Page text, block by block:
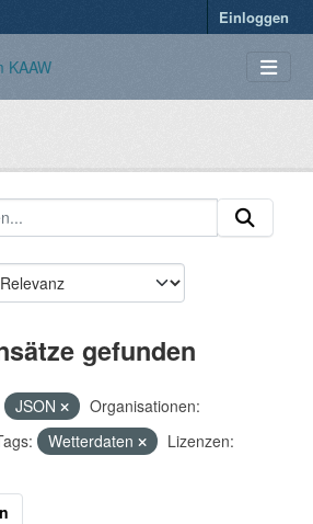
Einloggen
gefunden
JSON
Organisationen:
Wetterdaten
Lizenzen: